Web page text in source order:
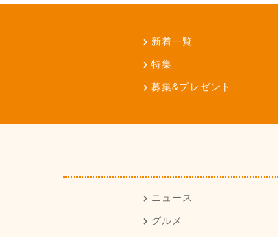
新着一覧
特集
募集&プレゼント
ニュース
グルメ